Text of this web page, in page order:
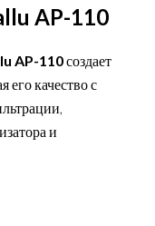
AP-110
AP-110создает
его качество с
и